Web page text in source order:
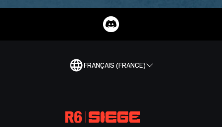
FRANÇAIS (FRANCE)